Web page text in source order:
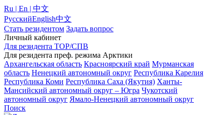
Ru | En | 中文
РусскийEnglish中文
Стать резидентом Задать вопрос
Личный кабинет
Для резидента ТОР/СПВ
Для резидента преф. режима Арктики
Архангельская область Красноярский край Мурманская
область Ненецкий автономный округ Республика Карелия
Республика Коми Республика Саха (Якутия) Ханты-
Мансийский автономный округ – Югра Чукотский
автономный округ Ямало-Ненецкий автономный округ
Поиск